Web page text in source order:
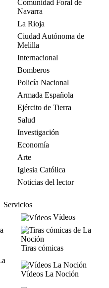
Comunidad Foral de
Navarra
La Rioja
Ciudad Autónoma de
Melilla
Internacional
Bomberos
Policía Nacional
Armada Española
Ejército de Tierra
Salud
Investigación
Economía
Arte
Iglesia Católica
Noticias del lector
Servicios
Vídeos
Tiras cómicas
Vídeos La Noción